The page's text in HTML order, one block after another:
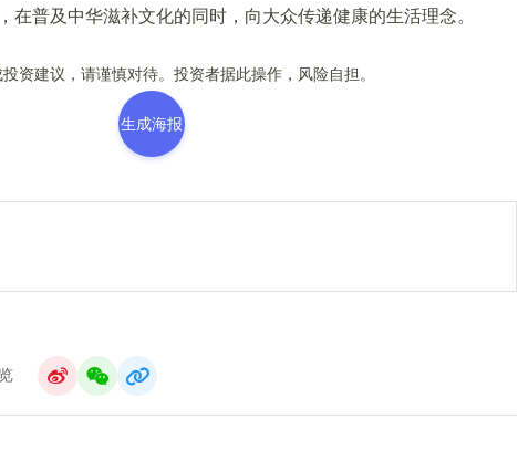
在普及中华滋补文化的同时，向大众传递健康的生活理念。
建议，请谨慎对待。投资者据此操作，风险自担。
生成海报